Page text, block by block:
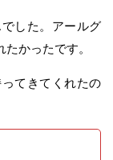
した。アールグ
かったです。
てきてくれたの